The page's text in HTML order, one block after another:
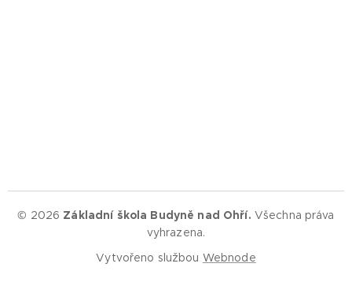
© 2026 Základní škola Budyně nad Ohří. Všechna práva
vyhrazena.
Vytvořeno službou Webnode